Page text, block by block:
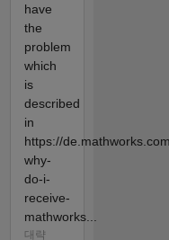
have
the
problem
which
is
described
in
https://
why-
do-i-
receive-
mathworks...
대략